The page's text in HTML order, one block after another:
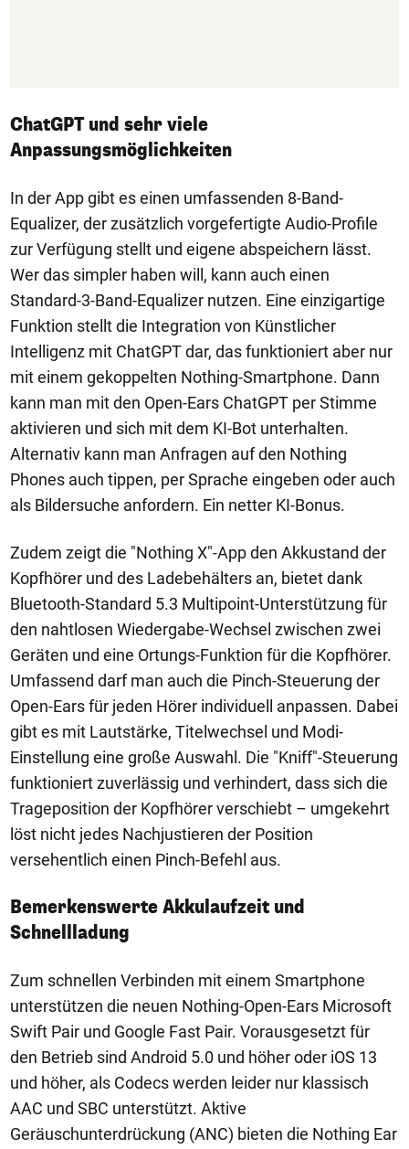
ChatGPT und sehr viele
Anpassungsmöglichkeiten
In der App gibt es einen umfassenden 8-Band-
Equalizer, der zusätzlich vorgefertigte Audio-Profile
zur Verfügung stellt und eigene abspeichern lässt.
Wer das simpler haben will, kann auch einen
Standard-3-Band-Equalizer nutzen. Eine einzigartige
Funktion stellt die Integration von Künstlicher
Intelligenz mit ChatGPT dar, das funktioniert aber nur
mit einem gekoppelten Nothing-Smartphone. Dann
kann man mit den Open-Ears ChatGPT per Stimme
aktivieren und sich mit dem KI-Bot unterhalten.
Alternativ kann man Anfragen auf den Nothing
Phones auch tippen, per Sprache eingeben oder auch
als Bildersuche anfordern. Ein netter KI-Bonus.
Zudem zeigt die "Nothing X"-App den Akkustand der
Kopfhörer und des Ladebehälters an, bietet dank
Bluetooth-Standard 5.3 Multipoint-Unterstützung für
den nahtlosen Wiedergabe-Wechsel zwischen zwei
Geräten und eine Ortungs-Funktion für die Kopfhörer.
Umfassend darf man auch die Pinch-Steuerung der
Open-Ears für jeden Hörer individuell anpassen. Dabei
gibt es mit Lautstärke, Titelwechsel und Modi-
Einstellung eine große Auswahl. Die "Kniff"-Steuerung
funktioniert zuverlässig und verhindert, dass sich die
Trageposition der Kopfhörer verschiebt – umgekehrt
löst nicht jedes Nachjustieren der Position
versehentlich einen Pinch-Befehl aus.
Bemerkenswerte Akkulaufzeit und
Schnellladung
Zum schnellen Verbinden mit einem Smartphone
unterstützen die neuen Nothing-Open-Ears Microsoft
Swift Pair und Google Fast Pair. Vorausgesetzt für
den Betrieb sind Android 5.0 und höher oder iOS 13
und höher, als Codecs werden leider nur klassisch
AAC und SBC unterstützt. Aktive
Geräuschunterdrückung (ANC) bieten die Nothing Ear